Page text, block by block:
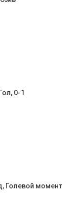
0-1
Голевой момент